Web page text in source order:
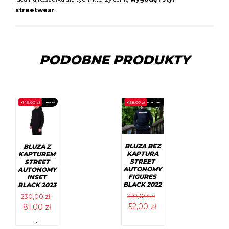
streetwear
PODOBNE PRODUKTY
PROMOCJA!
-149,00 zł
BLUZA Z
KAPTUREM
STREET
AUTONOMY
INSET
BLACK 2023
230,00zł
Pierwotna
81,00 złAktualna
Ten
S |
PROMOCJA!
WYPRZEDANE
-158,00 zł
BLUZA BEZ
KAPTURA
STREET
AUTONOMY
FIGURES
BLACK 2022
210,00zł
Pierwotna
52,00 złAktualna